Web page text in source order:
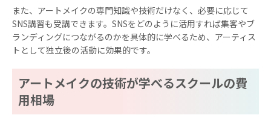
また、アートメイクの専門知識や技術だけなく、必要に応じて
SNS講習も受講できます。SNSをどのように活用すれば集客やブ
ランディングにつながるのかを具体的に学べるため、アーティス
トとして独立後の活動に効果的です。
アートメイクの技術が学べるスクールの費
用相場